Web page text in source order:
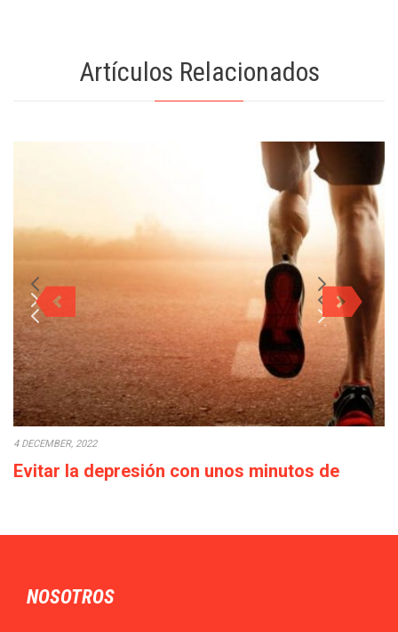
Artículos Relacionados
4 DECEMBER, 2022
Evitar la depresión con unos minutos de
NOSOTROS